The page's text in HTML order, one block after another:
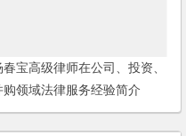
春宝高级律师在公司、投资、
购领域法律服务经验简介